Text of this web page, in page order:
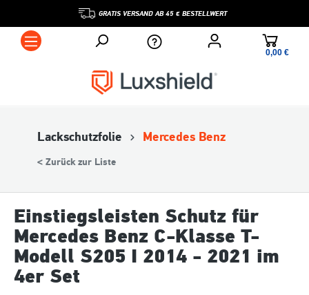
GRATIS VERSAND AB 45 € BESTELLWERT
0,00 €*
Lackschutzfolie Mercedes Benz
< Zurück zur Liste
Einstiegsleisten Schutz für
Mercedes Benz C-Klasse T-
Modell S205 I 2014 - 2021 im
4er Set